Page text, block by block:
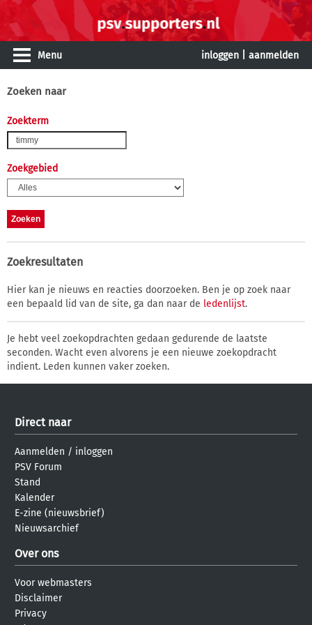
Menu inloggen aanmelden
Zoeken naar
Zoekterm
Zoekgebied
Zoekresultaten
Hier kan je nieuws en reacties doorzoeken. Ben je op zoek naar
een bepaald lid van de site, ga dan naar de ledenlijst.
Je hebt veel zoekopdrachten gedaan gedurende de laatste
seconden. Wacht even alvorens je een nieuwe zoekopdracht
indient. Leden kunnen vaker zoeken.
Direct naar
Aanmelden / inloggen
PSV Forum
Stand
Kalender
E-zine (nieuwsbrief)
Nieuwsarchief
Over ons
Voor webmasters
Disclaimer
Privacy